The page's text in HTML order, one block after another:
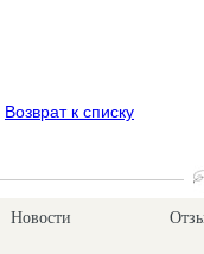
Возврат к списку
Новости